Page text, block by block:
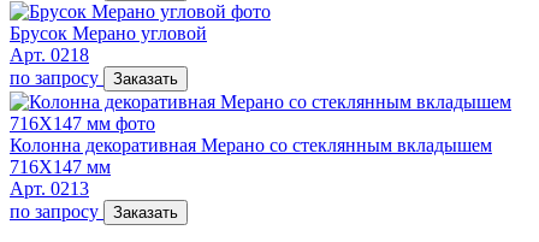
Брусок Мерано угловой
Арт. 0218
по запросу
Заказать
Колонна декоративная Мерано со стеклянным вкладышем
716Х147 мм
Арт. 0213
по запросу
Заказать